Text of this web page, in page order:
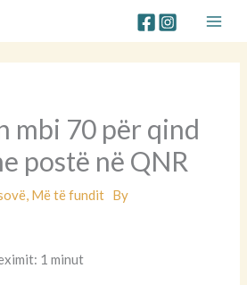
mbi 70 për qind
postë në QNR
, Më të fundit By
1 minut